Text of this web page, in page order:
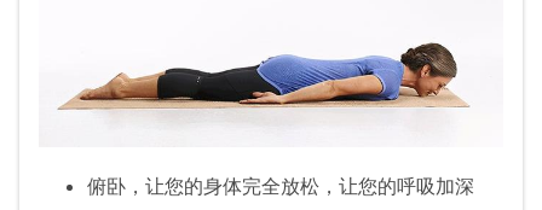
俯卧，让您的身体完全放松，让您的呼吸加深